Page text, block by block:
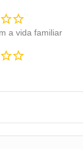
a vida familiar